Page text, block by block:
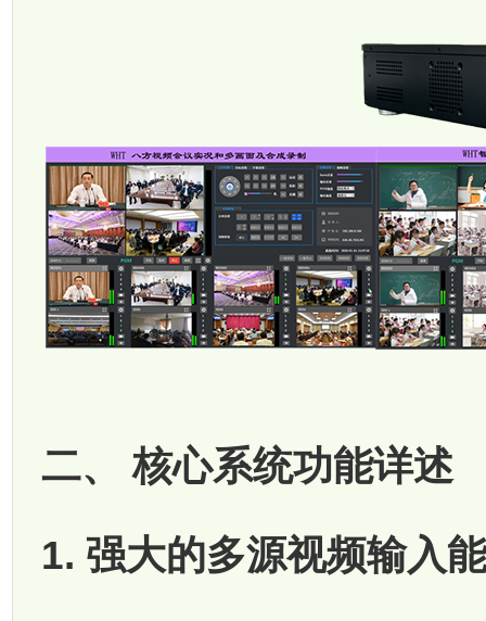
二、 核心系统功能详述
1. 强大的多源视频输入